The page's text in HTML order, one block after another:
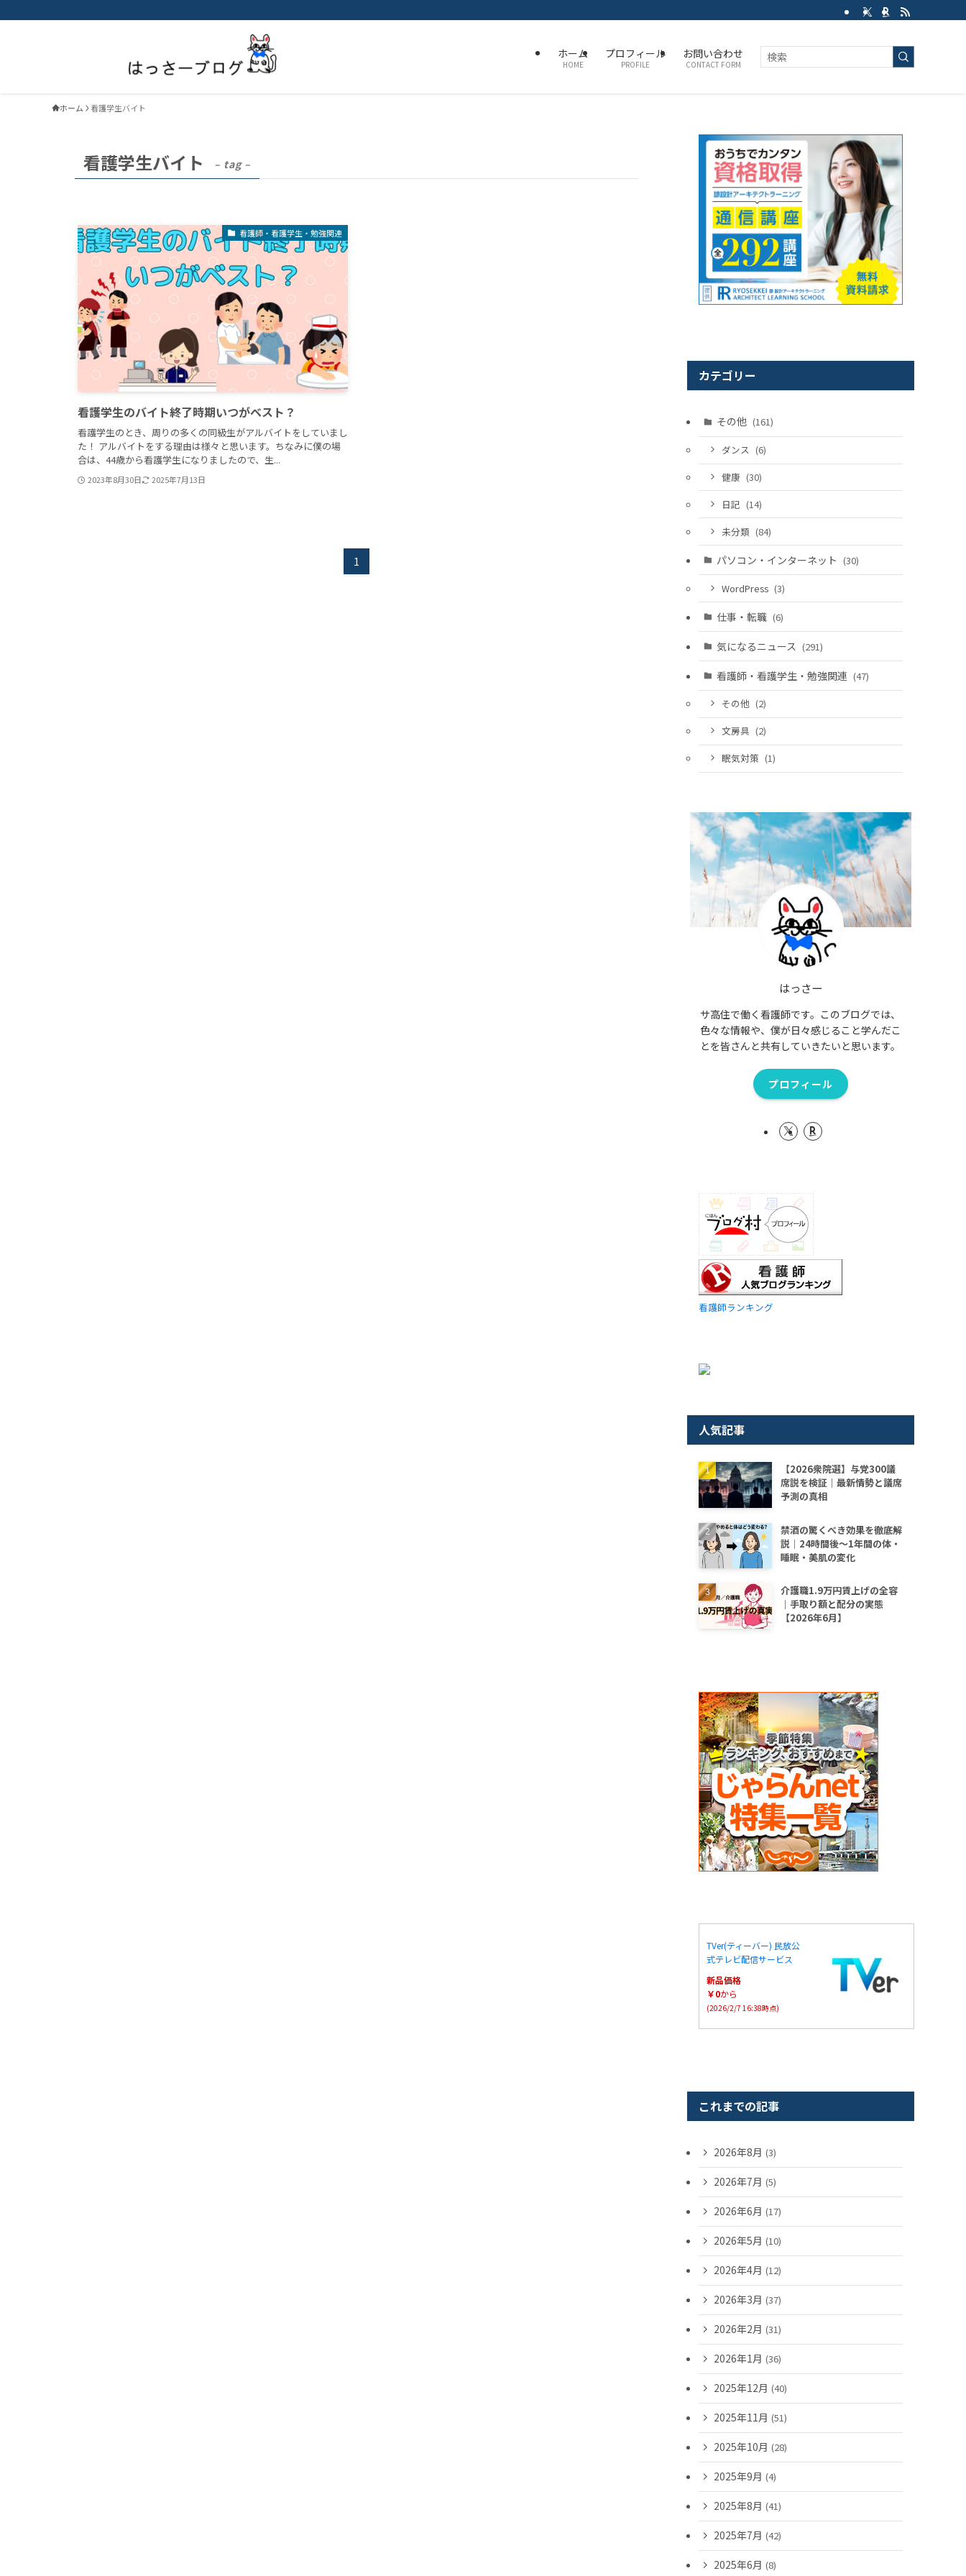
ホーム
HOME
プロフィール
PROFILE
お問い合わせ
CONTACT FORM
ホーム 看護学生バイト
看護学生バイト – tag –
看護師・看護学生・勉強関連
看護学生のバイト終了時期いつがベスト？
看護学生のとき、周りの多くの同級生がアルバイトをしていまし
た！ アルバイトをする理由は様々と思います。ちなみに僕の場
合は、44歳から看護学生になりましたので、生...
2023年8月30日 2025年7月13日
1
カテゴリー
その他 (161)
ダンス (6)
健康 (30)
日記 (14)
未分類 (84)
パソコン・インターネット (30)
WordPress (3)
仕事・転職 (6)
気になるニュース (291)
看護師・看護学生・勉強関連 (47)
その他 (2)
文房具 (2)
眠気対策 (1)
はっさー
サ高住で働く看護師です。このブログでは、
色々な情報や、僕が日々感じること学んだこ
とを皆さんと共有していきたいと思います。
プロフィール
看護師ランキング
人気記事
【2026衆院選】与党300議
席説を検証｜最新情勢と議席
予測の真相
禁酒の驚くべき効果を徹底解
説｜24時間後〜1年間の体・
睡眠・美肌の変化
介護職1.9万円賃上げの全容
｜手取り額と配分の実態
【2026年6月】
TVer(ティーバー) 民放公
式テレビ配信サービス
新品価格
￥0から
(2026/2/7 16:38時点)
これまでの記事
2026年8月 (3)
2026年7月 (5)
2026年6月 (17)
2026年5月 (10)
2026年4月 (12)
2026年3月 (37)
2026年2月 (31)
2026年1月 (36)
2025年12月 (40)
2025年11月 (51)
2025年10月 (28)
2025年9月 (4)
2025年8月 (41)
2025年7月 (42)
2025年6月 (8)